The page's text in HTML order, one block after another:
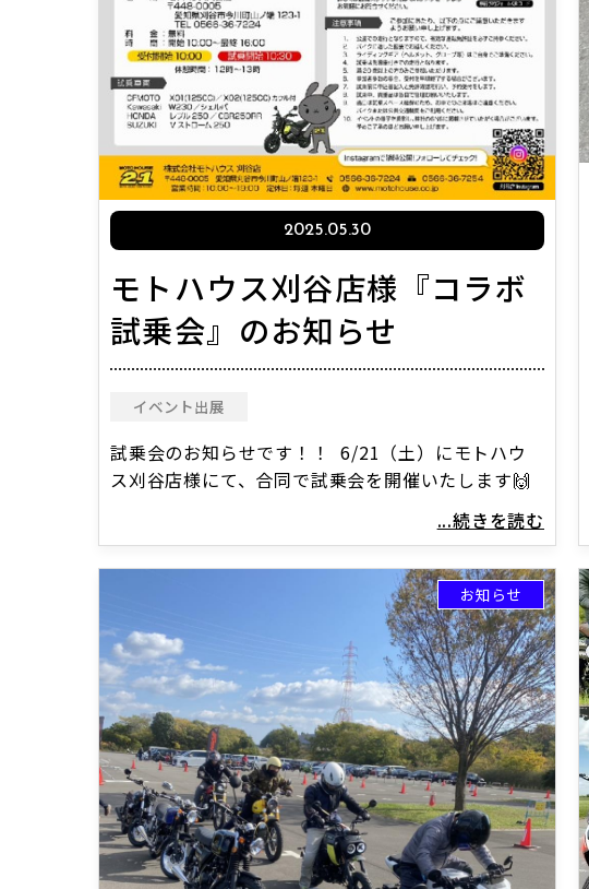
2025.05.30
モトハウス刈谷店様『コラボ
試乗会』のお知らせ
イベント出展
試乗会のお知らせです！！ 6/21（土）にモトハウ
ス刈谷店様にて、合同で試乗会を開催いたします🙌
...続きを読む
お知らせ